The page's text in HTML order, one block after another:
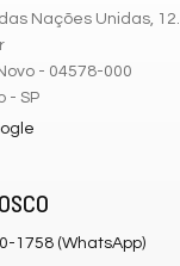
Nações Unidas,
- 04578-000
- SP
1758 (WhatsApp)